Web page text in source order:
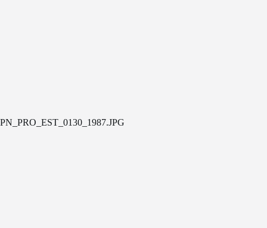
PN_PRO_EST_0130_1987.JPG